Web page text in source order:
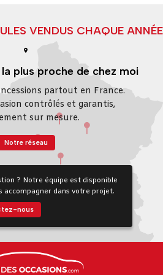
VENDUS CHAQUE ANNÉE
plus proche de chez moi
partout en France.
contrôlés et garantis,
sur mesure.
Notre réseau
? Notre équipe est disponible
accompagner dans votre projet.
nous